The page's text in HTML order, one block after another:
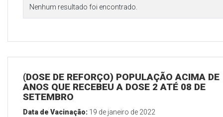
Nenhum resultado foi encontrado.
(DOSE DE REFORÇO) POPULAÇÃO ACIMA DE
ANOS QUE RECEBEU A DOSE 2 ATÉ 08 DE
SETEMBRO
Data de Vacinação: 19 de janeiro de 2022